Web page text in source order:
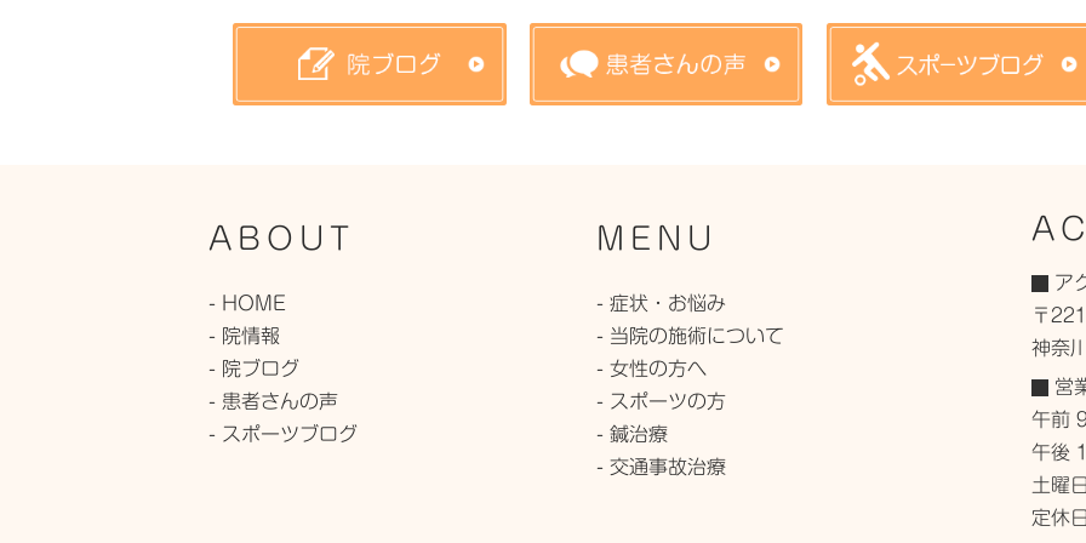
ABOUT
- HOME
- 院情報
- 院ブログ
- 患者さんの声
- スポーツブログ
MENU
- 症状・お悩み
- 当院の施術について
- 女性の方へ
- スポーツの方
- 鍼治療
- 交通事故治療
ア
〒
神奈
営
午前
午後
土曜
定休